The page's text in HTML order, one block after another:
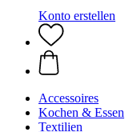
Konto erstellen
Accessoires
Kochen & Essen
Textilien